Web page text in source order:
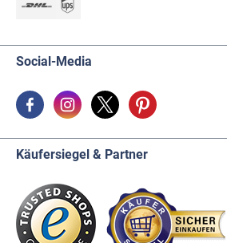
Social-Media
Käufersiegel & Partner